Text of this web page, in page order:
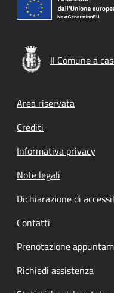
Il Comune a
Footer menu
Area riservata
Crediti
Informativa privacy
Note legali
Dichiarazione di
Contatti
Prenotazione
Richiedi assistenza